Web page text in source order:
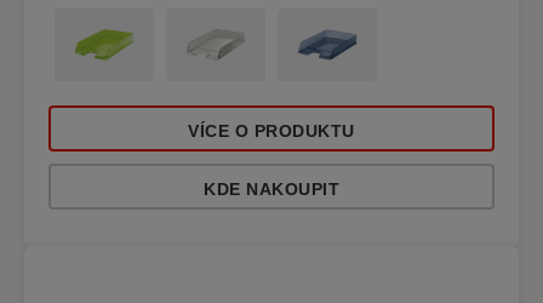
VÍCE O PRODUKTU
KDE NAKOUPIT